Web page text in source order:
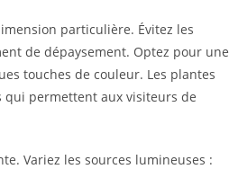
particulière. Évitez les
de dépaysement. Optez pour une
touches de couleur. Les plantes
qui permettent aux visiteurs de
Variez les sources lumineuses :